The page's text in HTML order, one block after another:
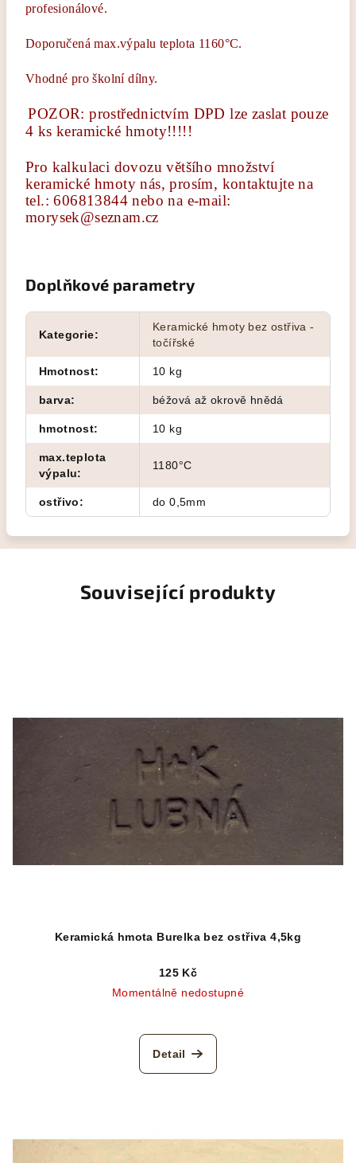
profesionálové.
Doporučená max.výpalu teplota 1160°C.
Vhodné pro školní dílny.
POZOR: prostřednictvím DPD lze zaslat pouze
4 ks keramické hmoty!!!!!
Pro kalkulaci dovozu většího množství
keramické hmoty nás, prosím, kontaktujte na
tel.: 606813844 nebo na e-mail:
morysek@seznam.cz
Doplňkové parametry
Kategorie:
Keramické hmoty bez ostřiva -
točířské
Hmotnost: 10 kg
barva: béžová až okrově hnědá
hmotnost: 10 kg
max.teplota
výpalu:
1180°C
ostřivo: do 0,5mm
Související produkty
Keramická hmota Burelka bez ostřiva 4,5kg
125 Kč
Momentálně nedostupné
Detail